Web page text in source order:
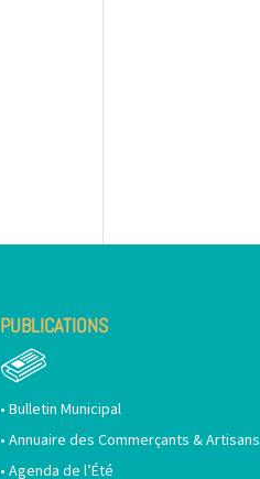
PUBLICATIONS
• Bulletin Municipal
• Annuaire des Commerçants & Artisans
• Agenda de l’Été